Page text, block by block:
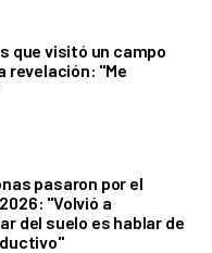
que visitó un campo
revelación: "Me
pasaron por el
"Volvió a
del suelo es hablar de